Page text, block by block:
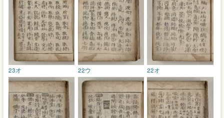
22オ
22ウ
23オ